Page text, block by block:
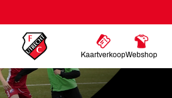
KaartverkoopWebshop